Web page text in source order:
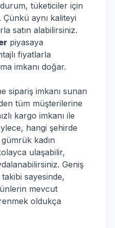
tüketiciler için
aynı kaliteyi
satın alabilirsiniz.
piyasaya
fiyatlarla
imkanı doğar.
sipariş imkanı sunan
tüm müşterilerine
kargo imkanı ile
hangi şehirde
kadın
ulaşabilir,
Geniş
sayesinde,
mevcut
oldukça